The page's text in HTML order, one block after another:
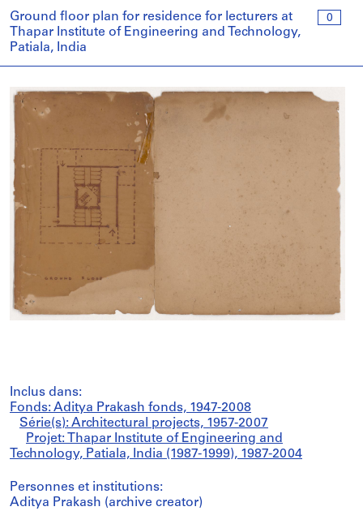
0
Ground floor plan for residence for lecturers at
Thapar Institute of Engineering and Technology,
Patiala, India
Inclus dans:
Fonds: Aditya Prakash fonds, 1947-2008
Série(s): Architectural projects, 1957-2007
Projet: Thapar Institute of Engineering and
Technology, Patiala, India (1987-1999), 1987-2004
Personnes et institutions:
Aditya Prakash (archive creator)